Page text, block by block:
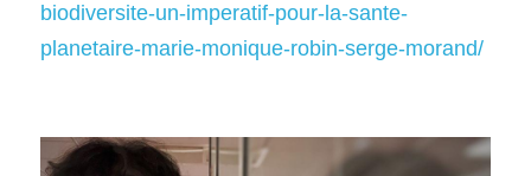
biodiversite-un-imperatif-pour-la-sante-
planetaire-marie-monique-robin-serge-morand/